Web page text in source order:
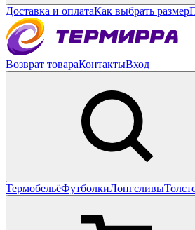
Доставка и оплатаКак выбрать размер
Возврат товараКонтактыВход
ТермобельёФутболкиЛонгсливы